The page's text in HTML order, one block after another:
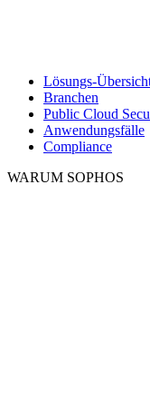
Lösungs-
Branchen
Public Cloud
Anwendungsfälle
Compliance
WARUM SOPHOS